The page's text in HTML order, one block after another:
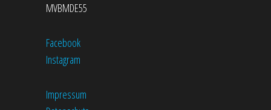
MVBMDE55
Facebook
Instagram
Impressum